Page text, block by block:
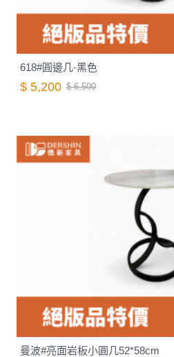
618#圓邊几-黑色
$ 5,200 $ 6,500
曼波#亮面岩板小圓几52*58cm